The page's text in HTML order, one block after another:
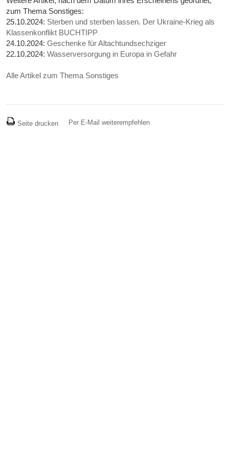
zum Thema Sonstiges:
25.10.2024: Sterben und sterben lassen. Der Ukraine-Krieg als
Klassenkonflikt BUCHTIPP
24.10.2024:Geschenke für Altachtundsechziger
22.10.2024:Wasserversorgung in Europa in Gefahr
Alle Artikel zum Thema Sonstiges
Seite drucken Per E-Mail weiterempfehlen